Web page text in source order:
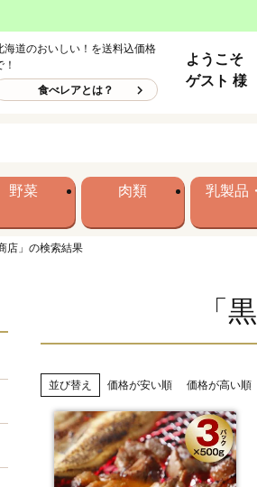
海道のおいしい！を送料込価格
！
食べレアとは？
ようこそ
ゲスト 様
野菜 肉類 乳製品
店」の検索結果
「
並び替え 価格が安い順 価格が高い順